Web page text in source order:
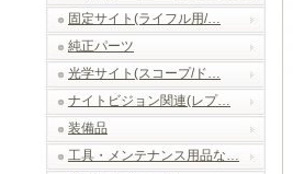
固定サイト(ライフル用/…
純正パーツ
光学サイト(スコープ/ド…
ナイトビジョン関連(レプ…
装備品
工具・メンテナンス用品な…